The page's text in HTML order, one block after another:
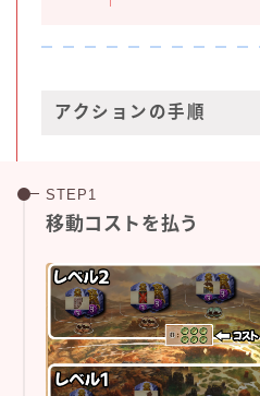
アクションの手順
移動コストを払う